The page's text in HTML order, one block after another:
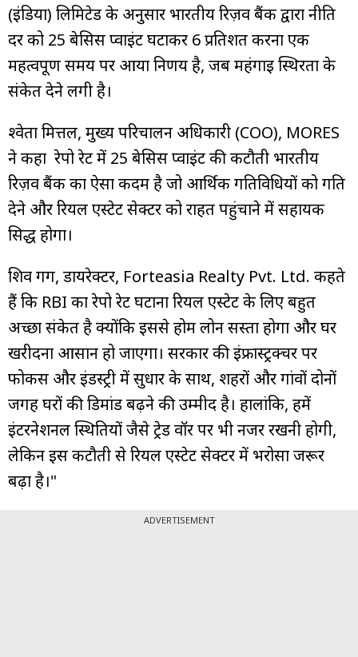
(इंडिया) लिमिटेड के अनुसार भारतीय रिज़र्व बैंक द्वारा नीति
दर को 25 बेसिस प्वाइंट घटाकर 6 प्रतिशत करना एक
महत्वपूर्ण समय पर आया निर्णय है, जब महंगाई स्थिरता के
संकेत देने लगी है।
श्वेता मित्तल, मुख्य परिचालन अधिकारी (COO), MORES
ने कहा रेपो रेट में 25 बेसिस प्वाइंट की कटौती भारतीय
रिज़र्व बैंक का ऐसा कदम है जो आर्थिक गतिविधियों को गति
देने और रियल एस्टेट सेक्टर को राहत पहुंचाने में सहायक
सिद्ध होगा।
शिव गर्ग, डायरेक्टर, Forteasia Realty Pvt. Ltd. कहते
हैं कि RBI का रेपो रेट घटाना रियल एस्टेट के लिए बहुत
अच्छा संकेत है क्योंकि इससे होम लोन सस्ता होगा और घर
खरीदना आसान हो जाएगा। सरकार की इंफ्रास्ट्रक्चर पर
फोकस और इंडस्ट्री में सुधार के साथ, शहरों और गांवों दोनों
जगह घरों की डिमांड बढ़ने की उम्मीद है। हालांकि, हमें
इंटरनेशनल स्थितियों जैसे ट्रेड वॉर पर भी नजर रखनी होगी,
लेकिन इस कटौती से रियल एस्टेट सेक्टर में भरोसा जरूर
बढ़ा है।"
ADVERTISEMENT